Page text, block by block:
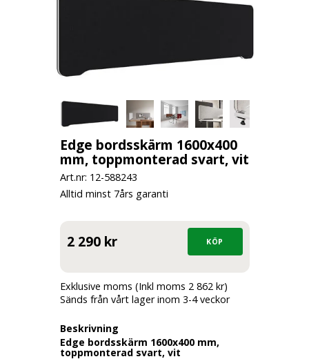
Edge bordsskärm 1600x400
mm, toppmonterad svart, vit
Art.nr: 12-588243
Alltid minst 7års garanti
2 290 kr
Exklusive moms (Inkl moms 2 862 kr)
Sänds från vårt lager inom 3-4 veckor
Beskrivning
Edge bordsskärm 1600x400 mm,
toppmonterad svart, vit